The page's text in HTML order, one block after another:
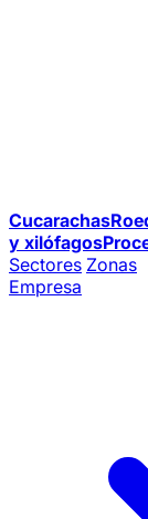
Cucarachas
y xilófagos
Sectores Zonas
Empresa